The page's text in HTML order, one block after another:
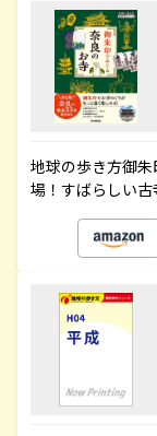
地球の歩き方御
場！すばらしい